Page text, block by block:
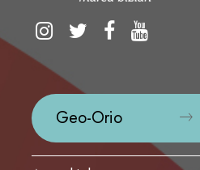
Geo-Orio